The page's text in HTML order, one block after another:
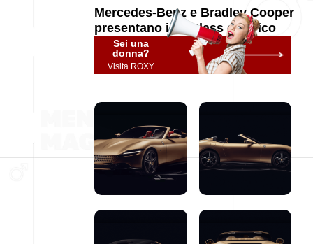
Mercedes-Benz e Bradley Cooper
presentano il G-Class elettrico
Sei una
donna?
Visita ROXY